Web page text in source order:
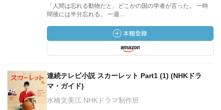
「人間は忘れる動物だと、どこかの国の学者が言った。 一時
間後には半分忘れる。 一週...
連続テレビ小説 スカーレット Part1 (1) (NHKドラ
マ・ガイド)
水橋文美江 NHKドラマ制作班